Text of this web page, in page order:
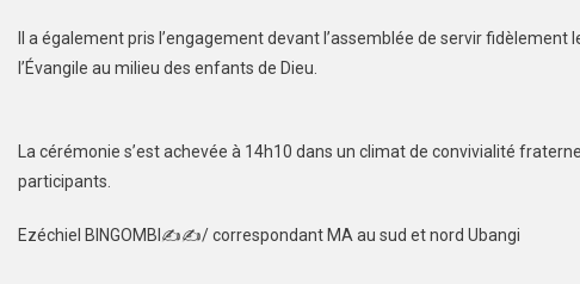
Il a également pris l’engagement devant l’assemblée de servir
l’Évangile au milieu des enfants de Dieu.
La cérémonie s’est achevée à 14h10 dans un climat de convivialité
participants.
Ezéchiel BINGOMBI✍️✍️/ correspondant MA au sud et nord Ubangi